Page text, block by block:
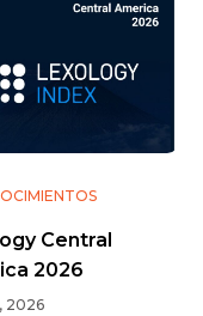
Central
2026
2026